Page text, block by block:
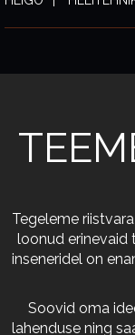
Tegeleme
loonud erinevaid
inseneridel on
Soovid oma
lahenduse ning